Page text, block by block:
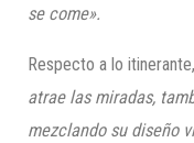
se come».
Respecto a lo
atrae las miradas,
mezclando su diseño